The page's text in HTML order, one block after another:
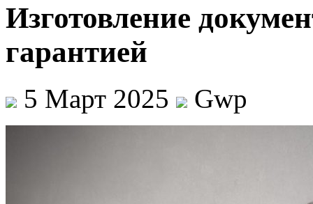
Изготовление
гарантией
5 Март 2025 Gwp